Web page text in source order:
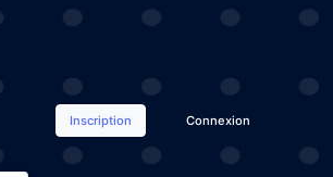
Inscription Connexion